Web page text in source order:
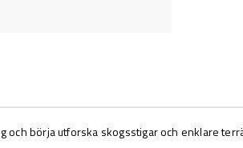
och börja utforska skogsstigar och enklare